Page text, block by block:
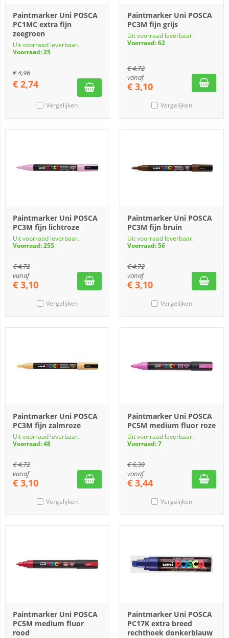
Paintmarker Uni POSCA
PC1MC extra fijn
zeegroen
Uit voorraad leverbaar.
Voorraad: 25
€4,96
€ 2,74
Vergelijken
Paintmarker Uni POSCA
PC3M fijn grijs
Uit voorraad leverbaar.
Voorraad: 62
€4,72
vanaf
€ 3,10
Vergelijken
Paintmarker Uni POSCA
PC3M fijn lichtroze
Uit voorraad leverbaar.
Voorraad: 255
€4,72
vanaf
€ 3,10
Vergelijken
Paintmarker Uni POSCA
PC3M fijn bruin
Uit voorraad leverbaar.
Voorraad: 56
€4,72
vanaf
€ 3,10
Vergelijken
Paintmarker Uni POSCA
PC3M fijn zalmroze
Uit voorraad leverbaar.
Voorraad: 48
€4,72
vanaf
€ 3,10
Vergelijken
Paintmarker Uni POSCA
PC5M medium fluor roze
Uit voorraad leverbaar.
Voorraad: 7
€6,39
vanaf
€ 3,44
Vergelijken
Paintmarker Uni POSCA
PC5M medium fluor
rood
Paintmarker Uni POSCA
PC17K extra breed
rechthoek donkerblauw